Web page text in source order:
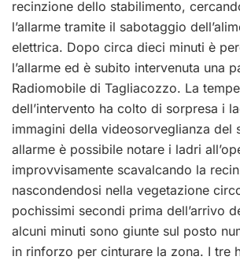
recinzione dello stabilimento,
l’allarme tramite il sabotaggio
elettrica. Dopo circa dieci minuti è
l’allarme ed è subito intervenuta una
Radiomobile di Tagliacozzo. La
dell’intervento ha colto di sorpresa i
immagini della videosorveglianza del
allarme è possibile notare i ladri
improvvisamente scavalcando la
nascondendosi nella vegetazione
pochissimi secondi prima dell’arrivo
alcuni minuti sono giunte sul posto
in rinforzo per cinturare la zona. I tre